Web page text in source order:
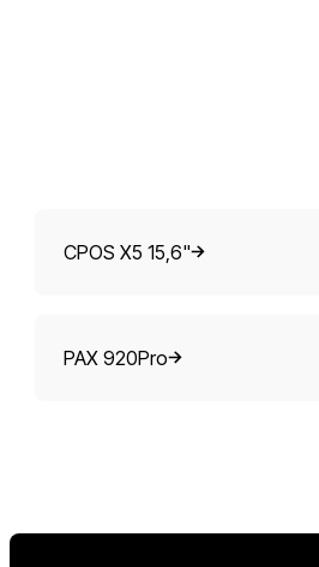
CPOS X5 15,6"
PAX 920Pro